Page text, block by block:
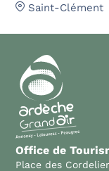
Saint-Clément
Office de
Place des